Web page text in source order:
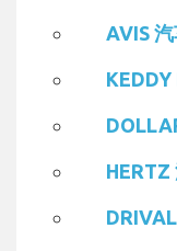
AVIS
HERTZ